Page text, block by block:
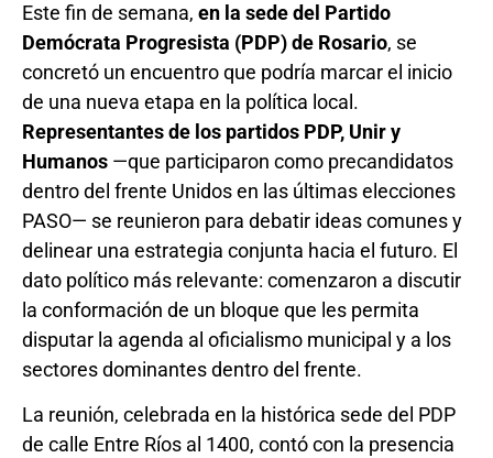
Este fin de semana, en la sede del Partido
Demócrata Progresista (PDP) de Rosario, se
concretó un encuentro que podría marcar el inicio
de una nueva etapa en la política local.
Representantes de los partidos PDP, Unir y
Humanos —que participaron como precandidatos
dentro del frente Unidos en las últimas elecciones
PASO— se reunieron para debatir ideas comunes y
delinear una estrategia conjunta hacia el futuro. El
dato político más relevante: comenzaron a discutir
la conformación de un bloque que les permita
disputar la agenda al oficialismo municipal y a los
sectores dominantes dentro del frente.
La reunión, celebrada en la histórica sede del PDP
de calle Entre Ríos al 1400, contó con la presencia